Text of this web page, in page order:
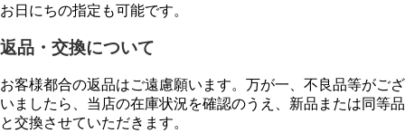
お日にちの指定も可能です。
返品・交換について
お客様都合の返品はご遠慮願います。万が一、不良品等がござ
いましたら、当店の在庫状況を確認のうえ、新品または同等品
と交換させていただきます。